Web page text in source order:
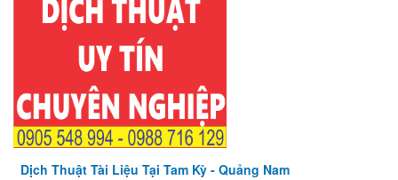
Dịch Thuật Tài Liệu Tại Tam Kỳ - Quảng Nam